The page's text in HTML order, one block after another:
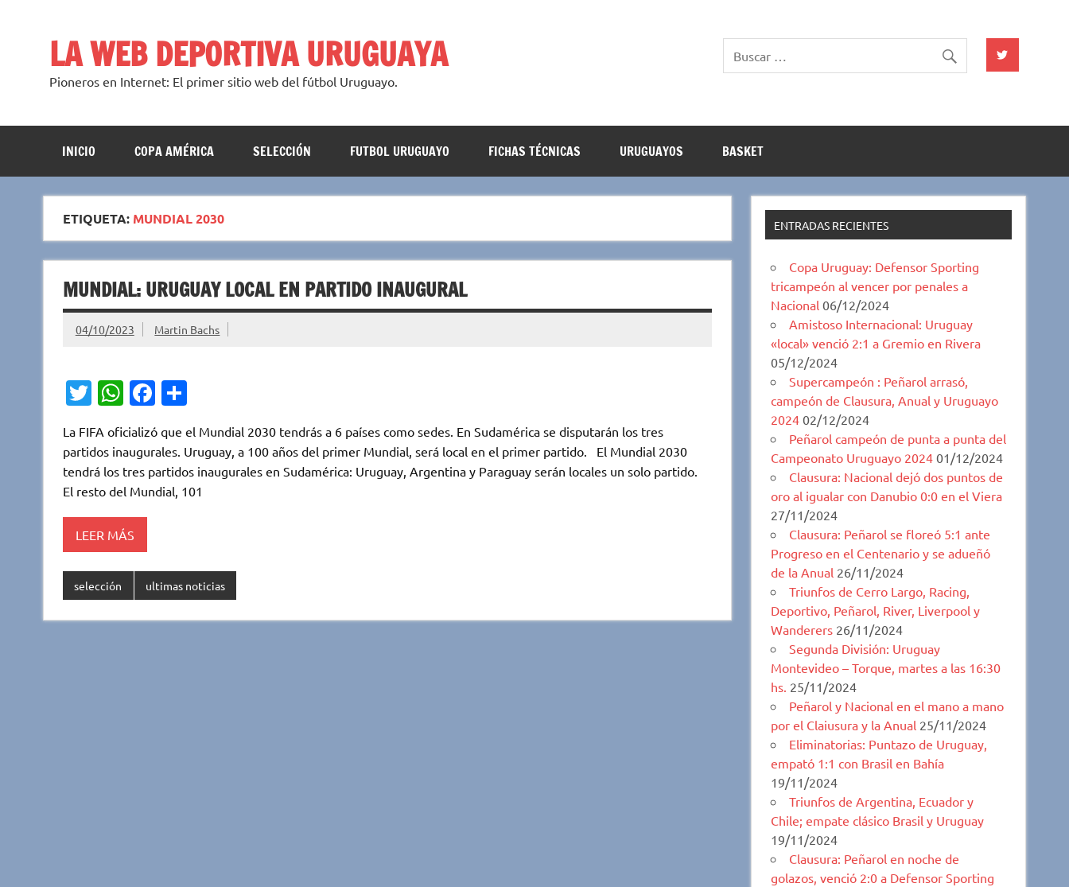
LA WEB DEPORTIVA URUGUAYA
Pioneros en Internet: El primer sitio web del fútbol Uruguayo.
INICIO COPA AMÉRICA SELECCIÓN FUTBOL URUGUAYO FICHAS TÉCNICAS URUGUAYOS BASKET
ETIQUETA: MUNDIAL 2030
MUNDIAL: URUGUAY LOCAL EN PARTIDO INAUGURAL
04/10/2023 Martin Bachs
T
it
te
r
W
at
s
A
p
p
Fa
e
b
o
C
m
p
ar
La FIFA oficializó que el Mundial 2030 tendrás a 6 países como sedes. En Sudamérica se disputarán los tres
partidos inaugurales. Uruguay, a 100 años del primer Mundial, será local en el primer partido. El Mundial 2030
tendrá los tres partidos inaugurales en Sudamérica: Uruguay, Argentina y Paraguay serán locales un solo partido.
El resto del Mundial, 101
LEER MÁS
selección ultimas noticias
ENTRADAS RECIENTES
Copa Uruguay: Defensor Sporting
tricampeón al vencer por penales a
Nacional 06/12/2024
Amistoso Internacional: Uruguay
«local» venció 2:1 a Gremio en Rivera
05/12/2024
Supercampeón : Peñarol arrasó,
campeón de Clausura, Anual y Uruguayo
2024 02/12/2024
Peñarol campeón de punta a punta del
Campeonato Uruguayo 2024 01/12/2024
Clausura: Nacional dejó dos puntos de
oro al igualar con Danubio 0:0 en el Viera
27/11/2024
Clausura: Peñarol se floreó 5:1 ante
Progreso en el Centenario y se adueñó
de la Anual 26/11/2024
Triunfos de Cerro Largo, Racing,
Deportivo, Peñarol, River, Liverpool y
Wanderers 26/11/2024
Segunda División: Uruguay
Montevideo – Torque, martes a las 16:30
hs. 25/11/2024
Peñarol y Nacional en el mano a mano
por el Claiusura y la Anual 25/11/2024
Eliminatorias: Puntazo de Uruguay,
empató 1:1 con Brasil en Bahía
19/11/2024
Triunfos de Argentina, Ecuador y
Chile; empate clásico Brasil y Uruguay
19/11/2024
Clausura: Peñarol en noche de
golazos, venció 2:0 a Defensor Sporting